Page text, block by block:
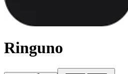
Ringuno